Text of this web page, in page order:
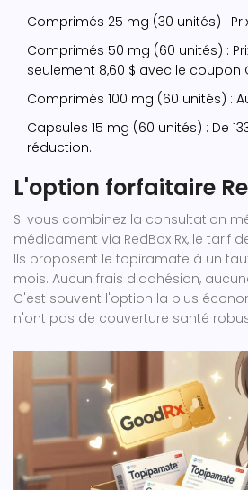
Comprimés 25 mg (30 unités) :
Comprimés 50 mg (60 unités) :
seulement 8,60 $ avec le coupon
Comprimés 100 mg (60 unités) :
Capsules 15 mg (60 unités) : De
réduction.
L'option forfaitaire
Si vous combinez la consultation
médicament via RedBox Rx, le tarif
Ils proposent le topiramate à un
mois. Aucun frais d'adhésion,
C'est souvent l'option la plus
n'ont pas de couverture santé